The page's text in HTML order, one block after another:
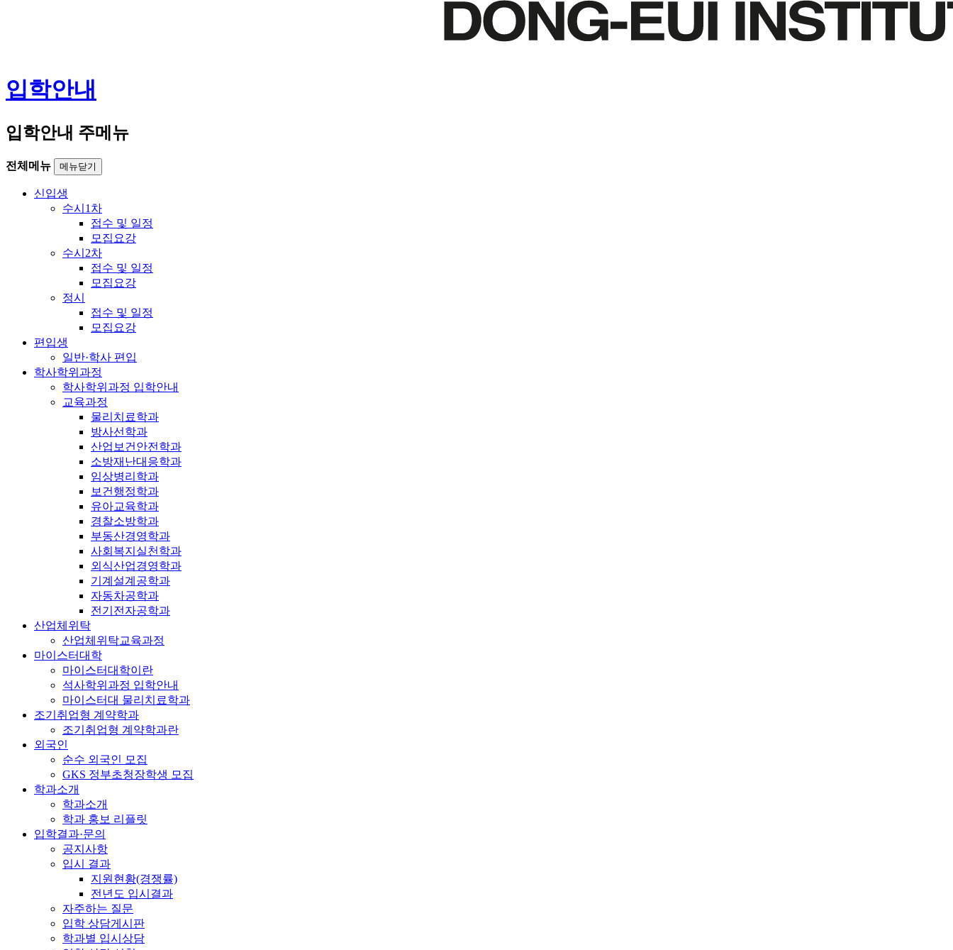
입학안내
입학안내 주메뉴
전체메뉴 메뉴닫기
신입생
수시1차
접수 및 일정
모집요강
수시2차
접수 및 일정
모집요강
정시
접수 및 일정
모집요강
편입생
일반·학사 편입
학사학위과정
학사학위과정 입학안내
교육과정
물리치료학과
방사선학과
산업보건안전학과
소방재난대응학과
임상병리학과
보건행정학과
유아교육학과
경찰소방학과
부동산경영학과
사회복지실천학과
외식산업경영학과
기계설계공학과
자동차공학과
전기전자공학과
산업체위탁
산업체위탁교육과정
마이스터대학
마이스터대학이란
석사학위과정 입학안내
마이스터대 물리치료학과
조기취업형 계약학과
조기취업형 계약학과란
외국인
순수 외국인 모집
GKS 정부초청장학생 모집
학과소개
학과소개
학과 홍보 리플릿
입학결과·문의
공지사항
입시 결과
지원현황(경쟁률)
전년도 입시결과
자주하는 질문
입학 상담게시판
학과별 입시상담